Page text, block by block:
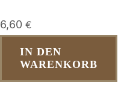
6,60 €
IN DEN
WARENKORB